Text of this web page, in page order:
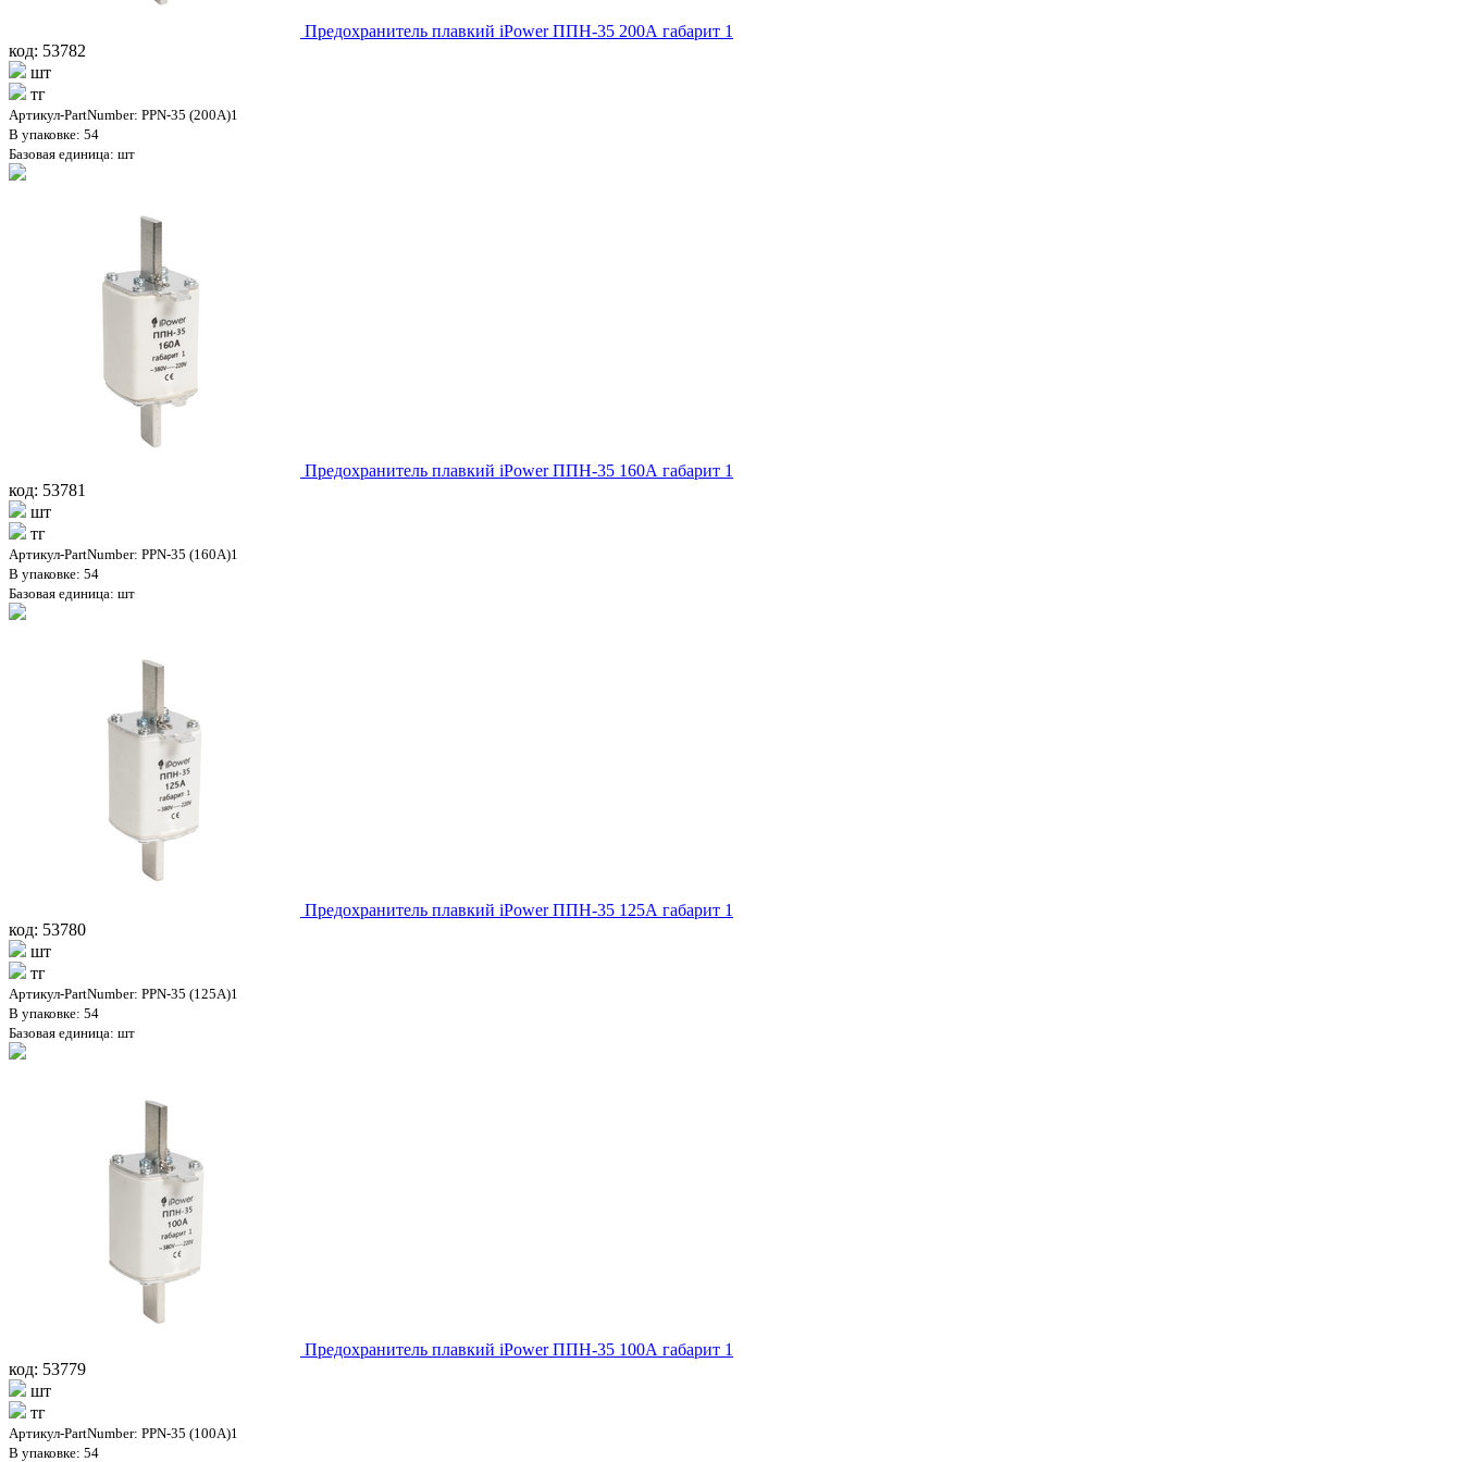
Предохранитель плавкий iPower ППН-35 200А габарит 1
код: 53782
шт
тг
Артикул-PartNumber: PPN-35 (200A)1
В упаковке: 54
Базовая единица: шт
Предохранитель плавкий iPower ППН-35 160А габарит 1
код: 53781
шт
тг
Артикул-PartNumber: PPN-35 (160A)1
В упаковке: 54
Базовая единица: шт
Предохранитель плавкий iPower ППН-35 125А габарит 1
код: 53780
шт
тг
Артикул-PartNumber: PPN-35 (125A)1
В упаковке: 54
Базовая единица: шт
Предохранитель плавкий iPower ППН-35 100А габарит 1
код: 53779
шт
тг
Артикул-PartNumber: PPN-35 (100A)1
В упаковке: 54